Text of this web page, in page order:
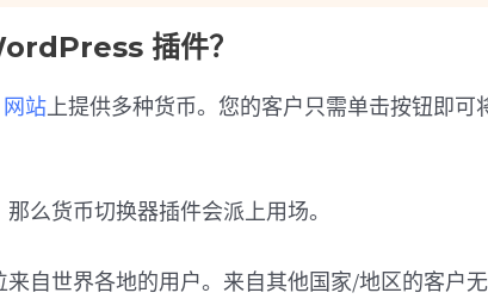
插件？
站 上提供多种货币。您的客户只需单击按钮即可
那么货币切换器插件会派上用场。
自世界各地的用户。来自其他国家/地区的客户